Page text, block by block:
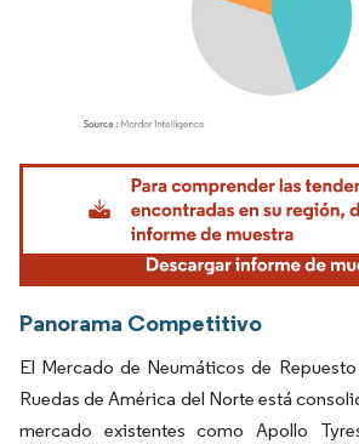
Imagen © Mordor Intelligence. El uso requiere
Panorama Competitivo
El Mercado de Neumáticos de
Ruedas de América del Norte está
mercado existentes como Apollo